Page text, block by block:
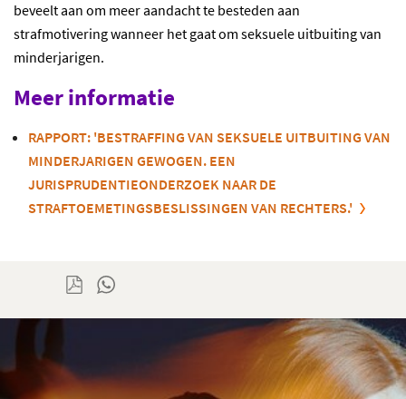
beveelt aan om meer aandacht te besteden aan
strafmotivering wanneer het gaat om seksuele uitbuiting van
minderjarigen.
Meer informatie
RAPPORT: 'BESTRAFFING VAN SEKSUELE UITBUITING VAN
MINDERJARIGEN GEWOGEN. EEN
JURISPRUDENTIEONDERZOEK NAAR DE
STRAFTOEMETINGSBESLISSINGEN VAN RECHTERS.'